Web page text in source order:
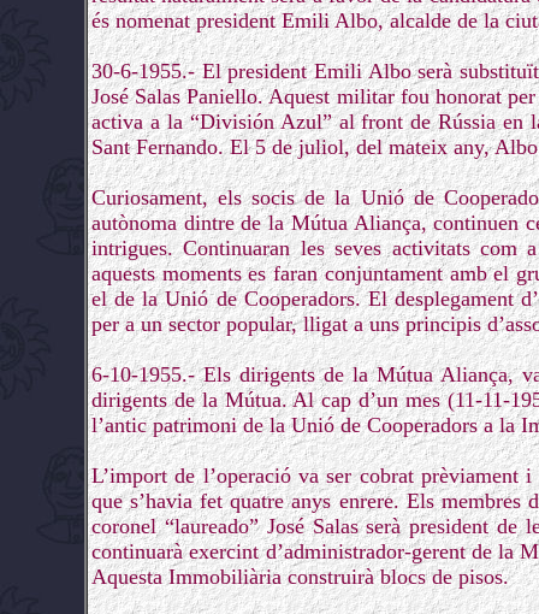
és nomenat president Emili Albo, alcalde de la
30-6-1955.- El president Emili Albo serà
José Salas Paniello. Aquest militar fou honorat
activa a la “División Azul” al front de Rússia en
Sant Fernando. El 5 de juliol, del mateix any,
Curiosament, els socis de la Unió de
autònoma dintre de la Mútua Aliança, continuen
intrigues. Continuaran les seves activitats com
aquests moments es faran conjuntament amb el
el de la Unió de Cooperadors. El desplegament
per a un sector popular, lligat a uns principis
6-10-1955.- Els dirigents de la Mútua Aliança,
dirigents de la Mútua. Al cap d’un mes (11-11-
l’antic patrimoni de la Unió de Cooperadors a la
L’import de l’operació va ser cobrat prèviament
que s’havia fet quatre anys enrere. Els
coronel “laureado” José Salas serà president
continuarà exercint d’administrador-gerent de la
Aquesta Immobiliària construirà blocs de pisos.